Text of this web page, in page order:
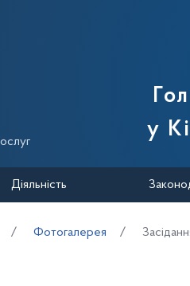
Державної
у
Діяльність
Фотогалерея